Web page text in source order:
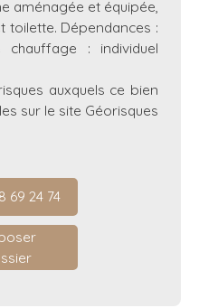
aménagée et équipée,
toilette. Dépendances :
: individuel
auxquels ce bien
sur le site Géorisques
69 24 74